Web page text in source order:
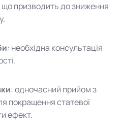
що призводить до зниження
: необхідна консультація
: одночасний прийом з
покращення статевої
ефект.